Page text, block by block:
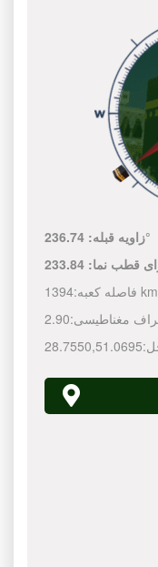
زاویه قبله:236.74°
قطب نما: 233.84
فاصله کعبه: 1394 km
مغناطیسی:
28.7550,51.0695